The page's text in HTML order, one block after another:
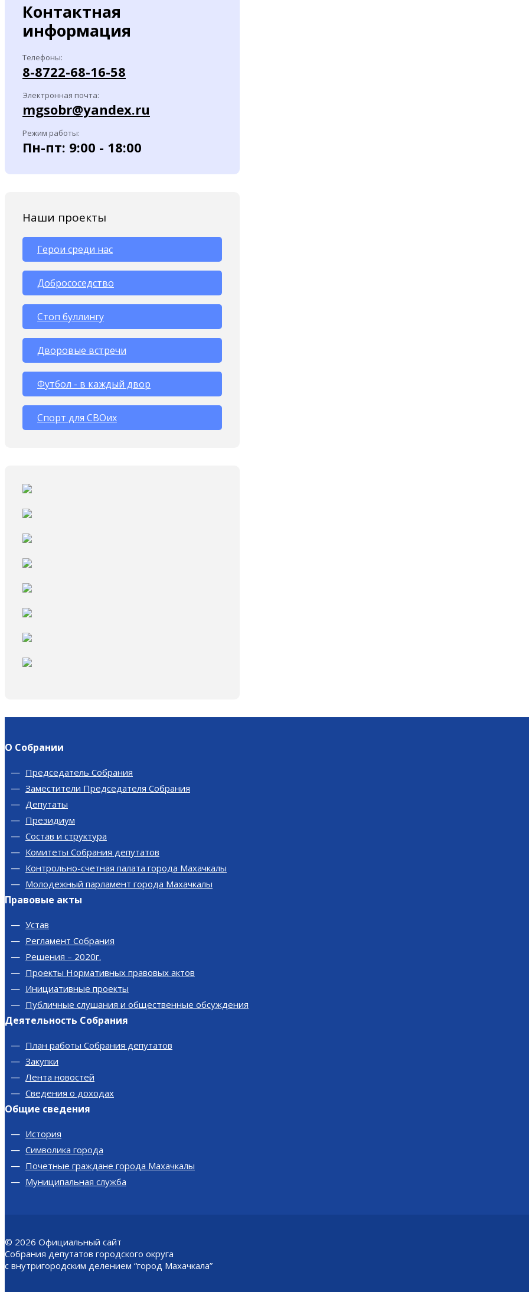
Контактная
информация
Телефоны:
8-8722-68-16-58
Электронная почта:
mgsobr@yandex.ru
Режим работы:
Пн-пт: 9:00 - 18:00
Наши проекты
Герои среди нас
Добрососедство
Стоп буллингу
Дворовые встречи
Футбол - в каждый двор
Спорт для СВОих
О Собрании
Председатель Собрания
Заместители Председателя Собрания
Депутаты
Президиум
Состав и структура
Комитеты Собрания депутатов
Контрольно-счетная палата города Махачкалы
Молодежный парламент города Махачкалы
Правовые акты
Устав
Регламент Собрания
Решения – 2020г.
Проекты Нормативных правовых актов
Инициативные проекты
Публичные слушания и общественные обсуждения
Деятельность Собрания
План работы Собрания депутатов
Закупки
Лента новостей
Сведения о доходах
Общие сведения
История
Символика города
Почетные граждане города Махачкалы
Муниципальная служба
© 2026 Официальный сайт
Собрания депутатов городского округа
с внутригородским делением “город Махачкала”